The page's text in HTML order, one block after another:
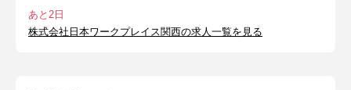
あと2日
株式会社日本ワークプレイス関西の求人一覧を見る